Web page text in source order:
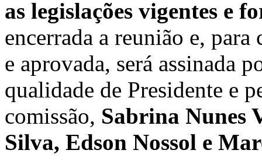
as legislações vigentes e
encerrada a reunião e,
e aprovada, será assinada
qualidade de Presidente e
comissão, Sabrina Nunes
Silva, Edson Nossol e